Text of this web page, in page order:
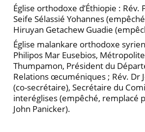
Église orthodoxe d’Éthiopie : Rév.
Seife Sélassié Yohannes
Hiruyan Getachew Guadie
Église malankare orthodoxe
Philipos Mar Eusebios,
Thumpamon, Président du
Relations œcuméniques ; Rév. Dr
(co-secrétaire), Secrétaire du
interéglises (empêché, remplacé
John Panicker).